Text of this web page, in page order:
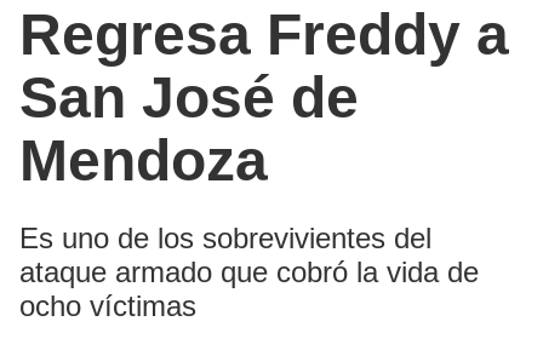
Regresa Freddy a
San José de
Mendoza
Es uno de los sobrevivientes del
ataque armado que cobró la vida de
ocho víctimas